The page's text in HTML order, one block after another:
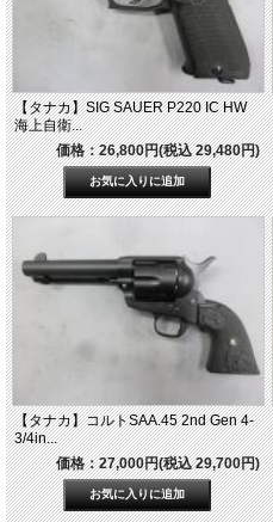
【タナカ】SIG SAUER P220 IC HW
海上自衛...
価格：26,800円(税込 29,480円)
【タナカ】コルトSAA.45 2nd Gen 4-
3/4in...
価格：27,000円(税込 29,700円)